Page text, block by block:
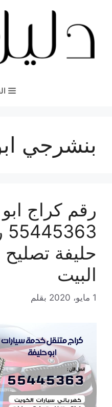
المحتوى
بنشرجي
رقم كراج
حليفة
البيت
1 مايو، 2020 بقلم